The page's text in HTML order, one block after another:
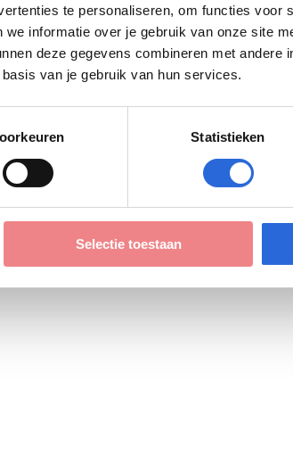
te personaliseren, om functies voor
informatie over je gebruik van onze site
deze gegevens combineren met andere
van je gebruik van hun services.
Statistieken
Selectie toestaan